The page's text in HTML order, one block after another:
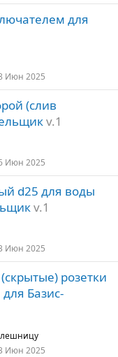
для
Июн 2025
(слив
v.1
Июн 2025
d25 для воды
v.1
Июн 2025
розетки
Базис-
Июн 2025